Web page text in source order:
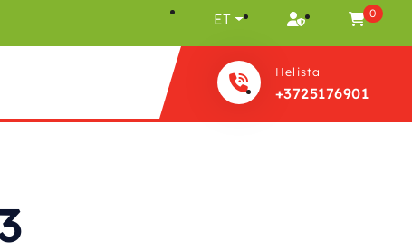
ET 0
Helista
+3725176901